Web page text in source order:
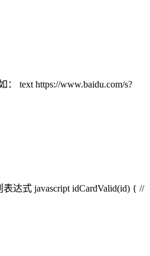
text https://www.baidu.com/s?
达式 javascript idCardValid(id) { //